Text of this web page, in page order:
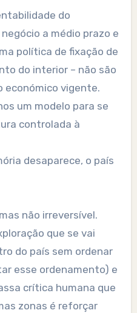
do
a médio prazo e
política de fixação de
do interior – não são
económico vigente.
um modelo para se
controlada à
desaparece, o país
não irreversível.
que se vai
do país sem ordenar
esse ordenamento) e
crítica humana que
zonas é reforçar